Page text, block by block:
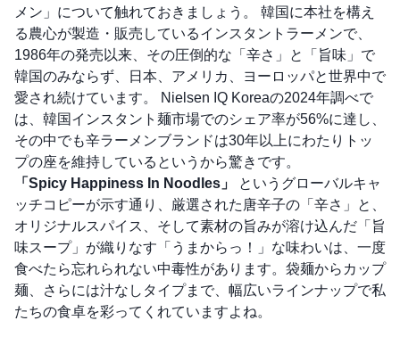
メン」について触れておきましょう。 韓国に本社を構え
る農心が製造・販売しているインスタントラーメンで、
1986年の発売以来、その圧倒的な「辛さ」と「旨味」で
韓国のみならず、日本、アメリカ、ヨーロッパと世界中で
愛され続けています。 Nielsen IQ Koreaの2024年調べで
は、韓国インスタント麺市場でのシェア率が56%に達し、
その中でも辛ラーメンブランドは30年以上にわたりトッ
プの座を維持しているというから驚きです。
「Spicy Happiness In Noodles」
というグローバルキャ
ッチコピーが示す通り、厳選された唐辛子の「辛さ」と、
オリジナルスパイス、そして素材の旨みが溶け込んだ「旨
味スープ」が織りなす「うまからっ！」な味わいは、一度
食べたら忘れられない中毒性があります。袋麺からカップ
麺、さらには汁なしタイプまで、幅広いラインナップで私
たちの食卓を彩ってくれていますよね。